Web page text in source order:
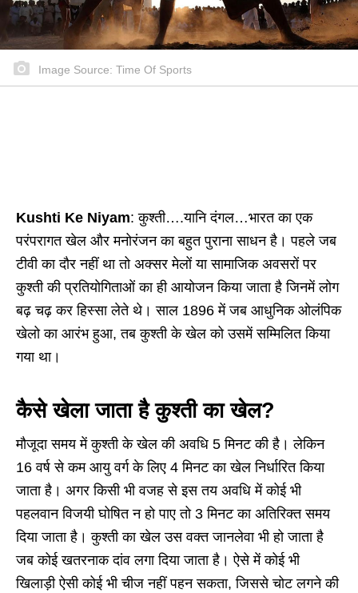
Image Source: Time Of Sports
Kushti Ke Niyam: कुश्ती….यानि दंगल…भारत का एक
परंपरागत खेल और मनोरंजन का बहुत पुराना साधन है। पहले जब
टीवी का दौर नहीं था तो अक्सर मेलों या सामाजिक अवसरों पर
कुश्ती की प्रतियोगिताओं का ही आयोजन किया जाता है जिनमें लोग
बढ़ चढ़ कर हिस्सा लेते थे। साल 1896 में जब आधुनिक ओलंपिक
खेलो का आरंभ हुआ, तब कुश्ती के खेल को उसमें सम्मिलित किया
गया था।
कैसे खेला जाता है कुश्ती का खेल?
मौजूदा समय में कुश्ती के खेल की अवधि 5 मिनट की है। लेकिन
16 वर्ष से कम आयु वर्ग के लिए 4 मिनट का खेल निर्धारित किया
जाता है। अगर किसी भी वजह से इस तय अवधि में कोई भी
पहलवान विजयी घोषित न हो पाए तो 3 मिनट का अतिरिक्त समय
दिया जाता है। कुश्ती का खेल उस वक्त जानलेवा भी हो जाता है
जब कोई खतरनाक दांव लगा दिया जाता है। ऐसे में कोई भी
खिलाड़ी ऐसी कोई भी चीज नहीं पहन सकता, जिससे चोट लगने की